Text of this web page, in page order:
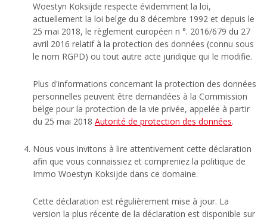
Woestyn Koksijde respecte évidemment la loi,
actuellement la loi belge du 8 décembre 1992 et depuis le
25 mai 2018, le règlement européen n °. 2016/679 du 27
avril 2016 relatif à la protection des données (connu sous
le nom RGPD) ou tout autre acte juridique qui le modifie.
Plus d'informations concernant la protection des données
personnelles peuvent être demandées à la Commission
belge pour la protection de la vie privée, appelée à partir
du 25 mai 2018 Autorité de protection des données.
Nous vous invitons à lire attentivement cette déclaration
afin que vous connaissiez et compreniez la politique de
Immo Woestyn Koksijde dans ce domaine.
Cette déclaration est régulièrement mise à jour. La
version la plus récente de la déclaration est disponible sur